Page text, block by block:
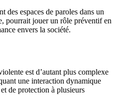
espaces de paroles dans un
pourrait jouer un rôle préventif en
envers la société.
est d’autant plus complexe
une interaction dynamique
de protection à plusieurs